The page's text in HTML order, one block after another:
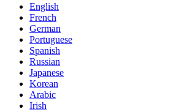
English
French
German
Portuguese
Spanish
Russian
Japanese
Korean
Arabic
Irish